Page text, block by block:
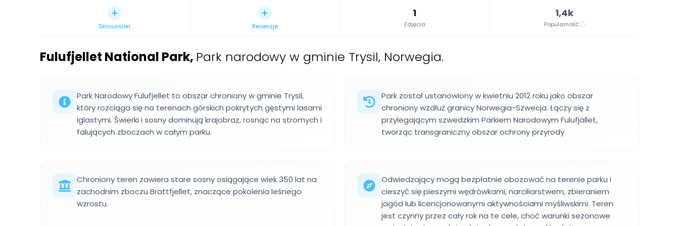
Discussion Recenzje
1
Zdjęcia
1,4k
Popularność
Fulufjellet National Park, Park narodowy w gminie Trysil, Norwegia.
Park Narodowy Fulufjellet to obszar chroniony w gminie Trysil,
który rozciąga się na terenach górskich pokrytych gęstymi lasami
iglastymi. Świerki i sosny dominują krajobraz, rosnąc na stromych i
falujących zboczach w całym parku.
Park został ustanowiony w kwietniu 2012 roku jako obszar
chroniony wzdłuż granicy Norwegia-Szwecja. Łączy się z
przylegającym szwedzkim Parkiem Narodowym Fulufjället,
tworząc transgraniczny obszar ochrony przyrody.
Chroniony teren zawiera stare sosny osiągające wiek 350 lat na
zachodnim zboczu Brattfjellet, znaczące pokolenia leśnego
wzrostu.
Odwiedzający mogą bezpłatnie obozować na terenie parku i
cieszyć się pieszymi wędrówkami, narciliarstwem, zbieraniem
jagód lub licencjonowanymi aktywnościami myśliwskimi. Teren
jest czynny przez cały rok na te cele, choć warunki sezonowe